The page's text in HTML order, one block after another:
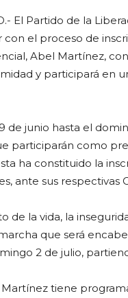
ai
l
m
p
ar
El Partido de la
el proceso de
Abel Martínez,
y participará en
de junio hasta el
participarán como
ha constituido la
ante sus respectivas
de la vida, la
que será
2 de julio,
tiene